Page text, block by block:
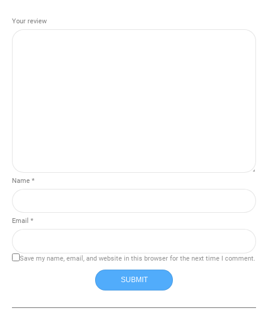
Your review
Name *
Email *
Save my name, email, and website in this browser for the next time I comment.
SUBMIT